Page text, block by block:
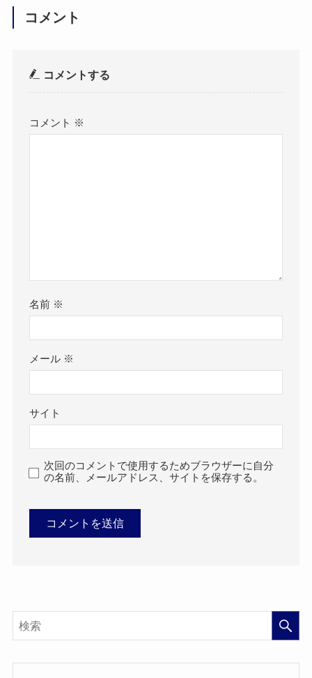
コメント
コメントする
コメント ※
名前 ※
メール ※
サイト
次回のコメントで使用するためブラウザーに自分
の名前、メールアドレス、サイトを保存する。